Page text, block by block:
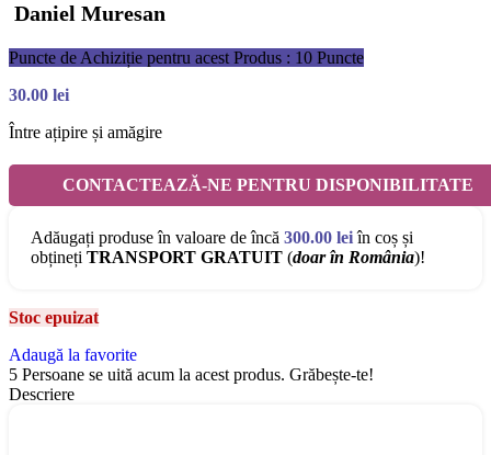
Daniel Muresan
Puncte de Achiziție pentru acest Produs : 10 Puncte
30.00 lei
Între ațipire și amăgire
CONTACTEAZĂ-NE PENTRU DISPONIBILITATE
Adăugați produse în valoare de încă 300.00 leiîn coș și
obțineți TRANSPORT GRATUIT (doar în România)!
Stoc epuizat
Adaugă la favorite
5 Persoane se uită acum la acest produs. Grăbește-te!
Descriere